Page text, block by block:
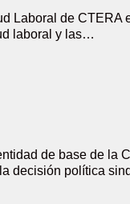
Laboral de CTERA
laboral y las…
de base de la
decisión política